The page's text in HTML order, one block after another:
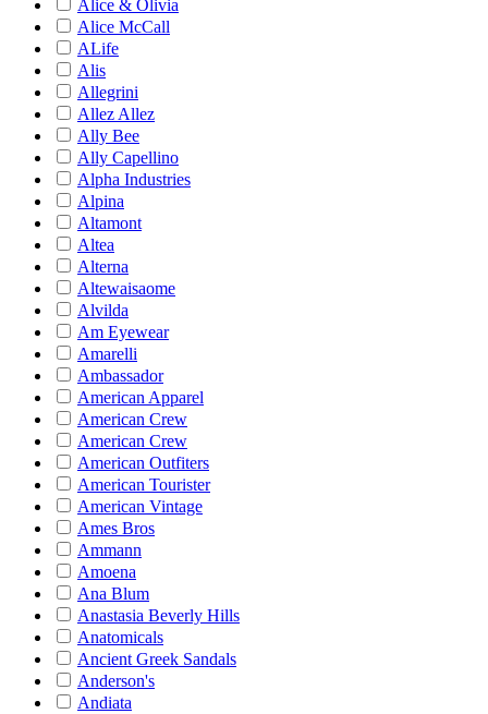
Alice & Olivia
Alice McCall
ALife
Alis
Allegrini
Allez Allez
Ally Bee
Ally Capellino
Alpha Industries
Alpina
Altamont
Altea
Alterna
Altewaisaome
Alvilda
Am Eyewear
Amarelli
Ambassador
American Apparel
American Crew
American Crew
American Outfiters
American Tourister
American Vintage
Ames Bros
Ammann
Amoena
Ana Blum
Anastasia Beverly Hills
Anatomicals
Ancient Greek Sandals
Anderson's
Andiata